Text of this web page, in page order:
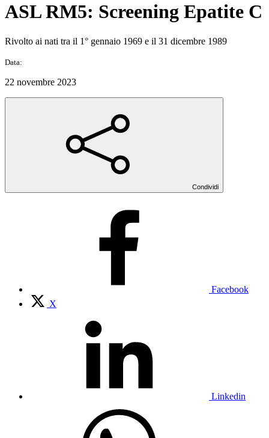
ASL RM5: Screening Epatite C
Rivolto ai nati tra il 1° gennaio 1969 e il 31 dicembre 1989
Data:
22 novembre 2023
Condividi
Facebook
X
Linkedin